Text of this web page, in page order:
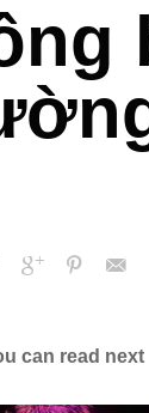
can read next